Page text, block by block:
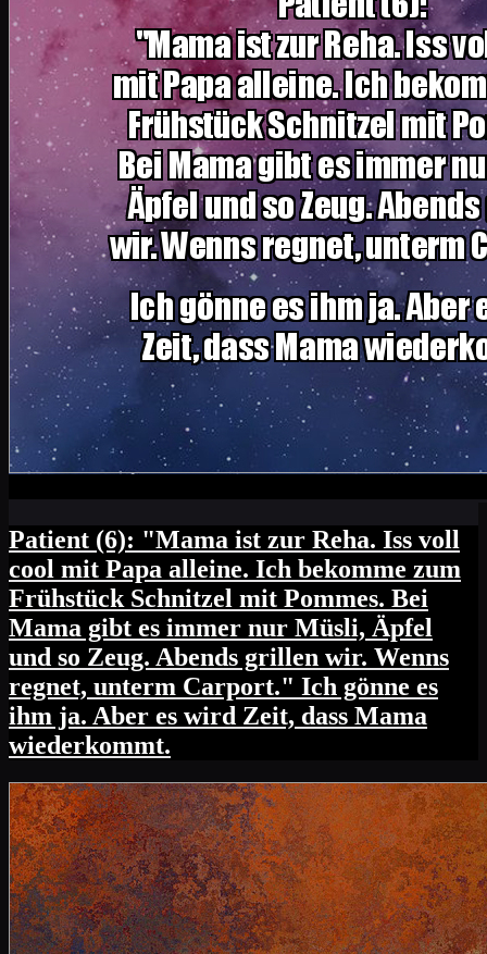
Patient (6): "Mama ist zur Reha. Iss voll
cool mit Papa alleine. Ich bekomme zum
Frühstück Schnitzel mit Pommes. Bei
Mama gibt es immer nur Müsli, Äpfel
und so Zeug. Abends grillen wir. Wenns
regnet, unterm Carport." Ich gönne es
ihm ja. Aber es wird Zeit, dass Mama
wiederkommt.